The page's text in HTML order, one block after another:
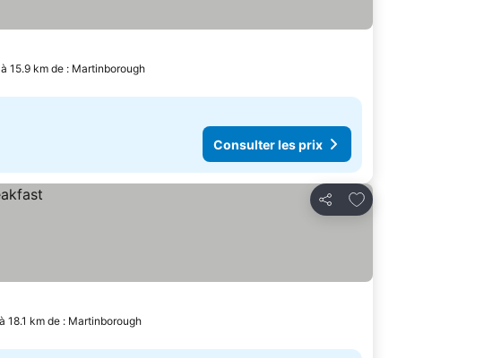
15.9 km de : Martinborough
Consulter les prix
Partager
Ajouter à mes favoris
18.1 km de : Martinborough